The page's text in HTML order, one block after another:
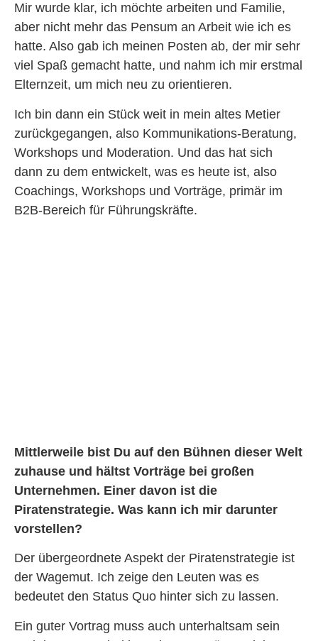
Mir wurde klar, ich möchte arbeiten und Familie,
aber nicht mehr das Pensum an Arbeit wie ich es
hatte. Also gab ich meinen Posten ab, der mir sehr
viel Spaß gemacht hatte, und nahm ich mir erstmal
Elternzeit, um mich neu zu orientieren.
Ich bin dann ein Stück weit in mein altes Metier
zurückgegangen, also Kommunikations-Beratung,
Workshops und Moderation. Und das hat sich
dann zu dem entwickelt, was es heute ist, also
Coachings, Workshops und Vorträge, primär im
B2B-Bereich für Führungskräfte.
Mittlerweile bist Du auf den Bühnen dieser Welt
zuhause und hältst Vorträge bei großen
Unternehmen. Einer davon ist die
Piratenstrategie. Was kann ich mir darunter
vorstellen?
Der übergeordnete Aspekt der Piratenstrategie ist
der Wagemut. Ich zeige den Leuten was es
bedeutet den Status Quo hinter sich zu lassen.
Ein guter Vortrag muss auch unterhaltsam sein